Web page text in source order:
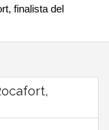
finalista del